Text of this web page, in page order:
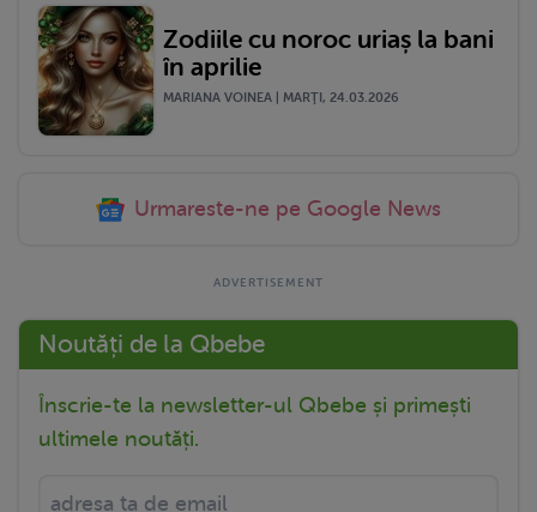
Zodiile cu noroc uriaș la bani
în aprilie
MARIANA VOINEA | MARŢI, 24.03.2026
Urmareste-ne pe Google News
Noutăți de la Qbebe
Înscrie-te la newsletter-ul Qbebe și primești
ultimele noutăți.